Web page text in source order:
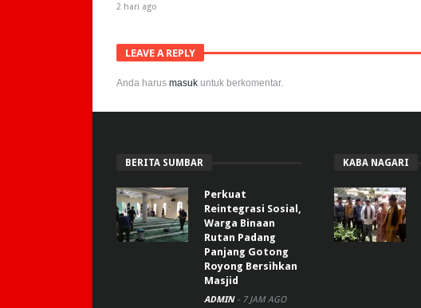
2 hari ago
LEAVE A REPLY
Anda harus masuk untuk berkomentar.
BERITA SUMBAR
Perkuat
Reintegrasi Sosial,
Warga Binaan
Rutan Padang
Panjang Gotong
Royong Bersihkan
Masjid
ADMIN - 7 JAM AGO
KABA NAGARI